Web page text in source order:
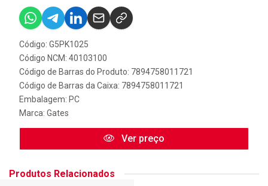
Código: G5PK1025
Código NCM: 40103100
Código de Barras do Produto: 7894758011721
Código de Barras da Caixa: 7894758011721
Embalagem: PC
Marca: Gates
Ver preço
Produtos Relacionados